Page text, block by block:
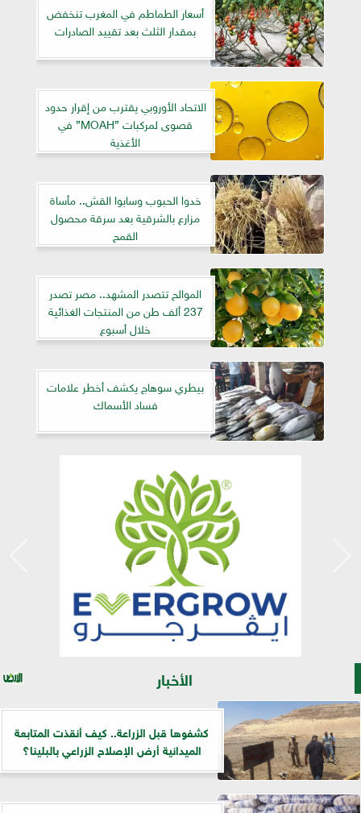
أسعار الطماطم في المغرب تنخفض
بمقدار الثلث بعد تقييد الصادرات
الاتحاد الأوروبي يقترب من إقرار حدود
قصوى لمركبات ”MOAH” في
الأغذية
​خدوا الحبوب وسابوا القش.. مأساة
مزارع بالشرقية بعد سرقة محصول
القمح
الموالح تتصدر المشهد.. مصر تصدر
237 ألف طن من المنتجات الغذائية
خلال أسبوع
بيطري سوهاج يكشف أخطر علامات
فساد الأسماك
الأخبار
كشفوها قبل الزراعة.. كيف أنقذت المتابعة
الميدانية أرض الإصلاح الزراعي بالبلينا؟